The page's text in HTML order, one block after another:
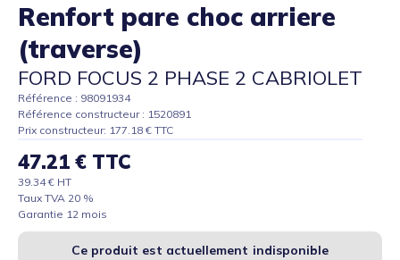
Renfort pare choc arriere
(traverse)
FORD FOCUS 2 PHASE 2 CABRIOLET
Référence : 98091934
Référence constructeur : 1520891
Prix constructeur: 177.18 € TTC
47.21 € TTC
39.34 € HT
Taux TVA 20 %
Garantie 12 mois
Ce produit est actuellement indisponible